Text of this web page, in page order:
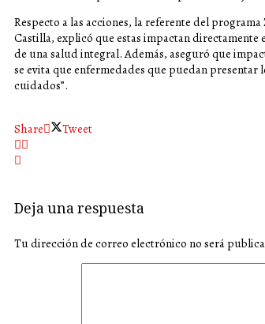
Respecto a las acciones, la referente del
Castilla, explicó que estas impactan directamente
de una salud integral. Además, aseguró que
se evita que enfermedades que puedan presentar
cuidados”.
Share Tweet
Deja una respuesta
Tu dirección de correo electrónico no será